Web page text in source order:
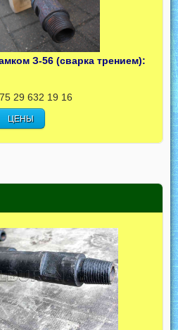
З-56 (сварка трением):
29 632 19 16
ЦЕНЫ